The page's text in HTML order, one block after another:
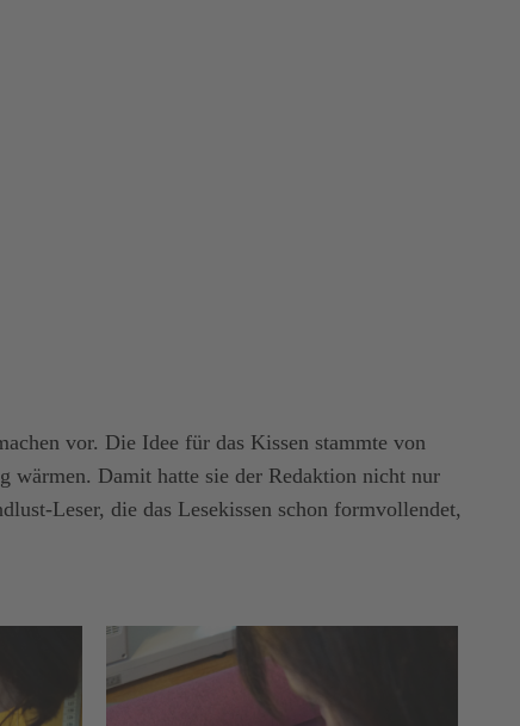
vor. Die Idee für das Kissen stammte von
wärmen. Damit hatte sie der Redaktion nicht nur
Leser, die das Lesekissen schon formvollendet,